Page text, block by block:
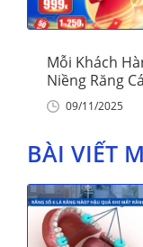
Mỗi Khách
Niềng Răng
09/11/2025
BÀI VIẾT